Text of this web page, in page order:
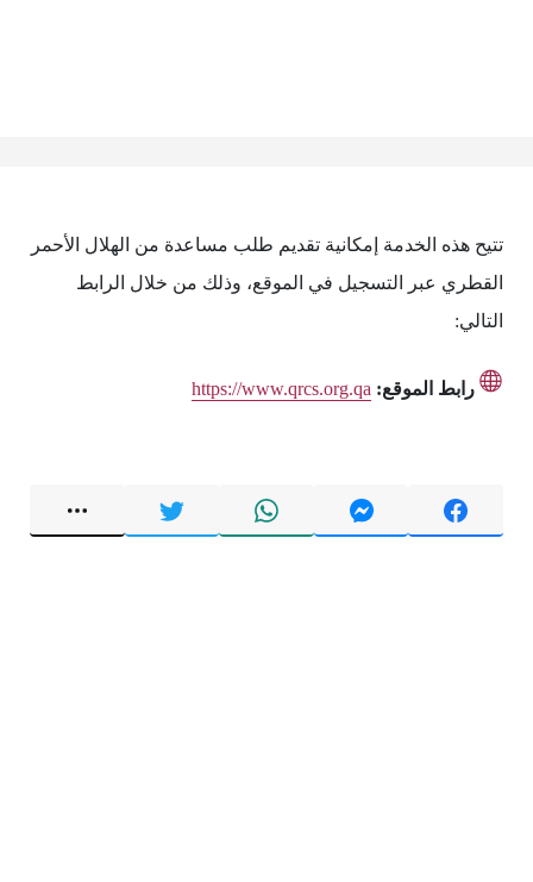
تتيح هذه الخدمة إمكانية تقديم طلب مساعدة من الهلال الأحمر
القطري عبر التسجيل في الموقع، وذلك من خلال الرابط
التالي:
رابط الموقع: https://www.qrcs.org.qa